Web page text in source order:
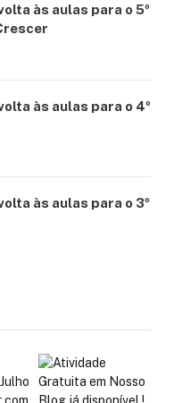
às aulas para o 5º
às aulas para o 4º
às aulas para o 3º